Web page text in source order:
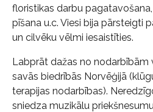
floristikas darbu
pīšana u.c. Viesi bija pārsteigti
un cilvēku vēlmi iesaistīties.
Labprāt dažas no nodarbībām
savās biedrībās Norvēģijā
terapijas nodarbības).
sniedza muzikālu